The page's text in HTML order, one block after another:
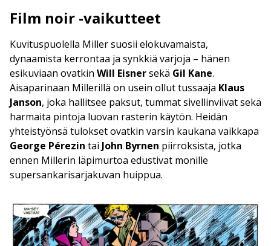
Film noir -vaikutteet
Kuvituspuolella Miller suosii elokuvamaista,
dynaamista kerrontaa ja synkkiä varjoja – hänen
esikuviaan ovatkin Will Eisnersekä Gil Kane.
Aisaparinaan Millerillä on usein ollut tussaaja Klaus
Janson, joka hallitsee paksut, tummat sivellinviivat sekä
harmaita pintoja luovan rasterin käytön. Heidän
yhteistyönsä tulokset ovatkin varsin kaukana vaikkapa
George Pérezin tai John Byrnen piirroksista, jotka
ennen Millerin läpimurtoa edustivat monille
supersankarisarjakuvan huippua.